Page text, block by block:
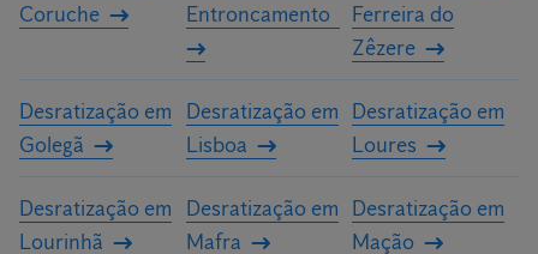
Coruche
Entroncamento
Ferreira do
Zêzere
Desratização em
Golegã
Desratização em
Lisboa
Desratização em
Loures
Desratização em
Lourinhã
Desratização em
Mafra
Desratização em
Mação